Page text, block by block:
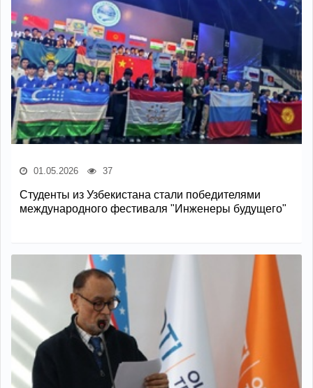
01.05.2026 37
Студенты из Узбекистана стали победителями
международного фестиваля "Инженеры будущего"